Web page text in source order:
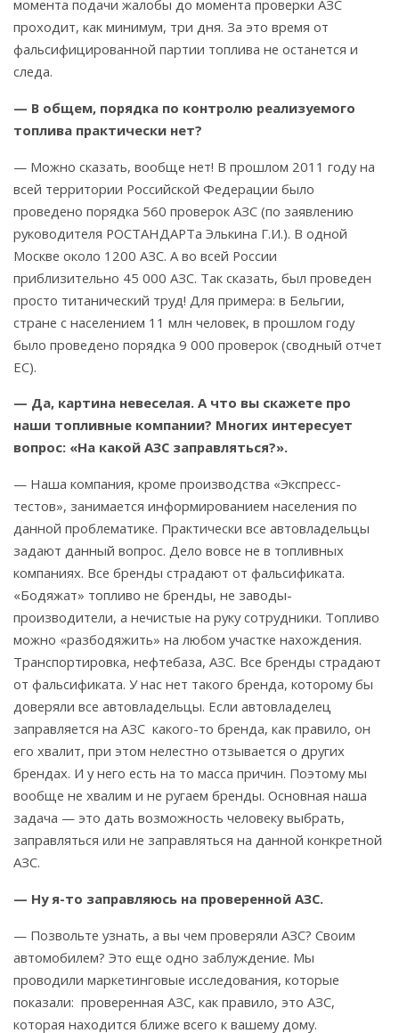
момента подачи жалобы до момента проверки АЗС
проходит, как минимум, три дня. За это время от
фальсифицированной партии топлива не останется и
следа.
— В общем, порядка по контролю реализуемого
топлива практически нет?
— Можно сказать, вообще нет! В прошлом 2011 году на
всей территории Российской Федерации было
проведено порядка 560 проверок АЗС (по заявлению
руководителя РОСТАНДАРТа Элькина Г.И.). В одной
Москве около 1200 АЗС. А во всей России
приблизительно 45 000 АЗС. Так сказать, был проведен
просто титанический труд! Для примера: в Бельгии,
стране с населением 11 млн человек, в прошлом году
было проведено порядка 9 000 проверок (сводный отчет
ЕС).
— Да, картина невеселая. А что вы скажете про
наши топливные компании? Многих интересует
вопрос: «На какой АЗС заправляться?».
— Наша компания, кроме производства «Экспресс-
тестов», занимается информированием населения по
данной проблематике. Практически все автовладельцы
задают данный вопрос. Дело вовсе не в топливных
компаниях. Все бренды страдают от фальсификата.
«Бодяжат» топливо не бренды, не заводы-
производители, а нечистые на руку сотрудники. Топливо
можно «разбодяжить» на любом участке нахождения.
Транспортировка, нефтебаза, АЗС. Все бренды страдают
от фальсификата. У нас нет такого бренда, которому бы
доверяли все автовладельцы. Если автовладелец
заправляется на АЗС какого-то бренда, как правило, он
его хвалит, при этом нелестно отзывается о других
брендах. И у него есть на то масса причин. Поэтому мы
вообще не хвалим и не ругаем бренды. Основная наша
задача — это дать возможность человеку выбрать,
заправляться или не заправляться на данной конкретной
АЗС.
— Ну я-то заправляюсь на проверенной АЗС.
— Позвольте узнать, а вы чем проверяли АЗС? Своим
автомобилем? Это еще одно заблуждение. Мы
проводили маркетинговые исследования, которые
показали: проверенная АЗС, как правило, это АЗС,
которая находится ближе всего к вашему дому.